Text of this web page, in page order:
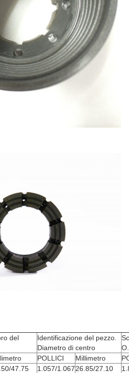
del
Identificazione del pezzo.
Diametro di centro
POLLICI Millimetro
47.75 1.057/1.06726.85/27.10